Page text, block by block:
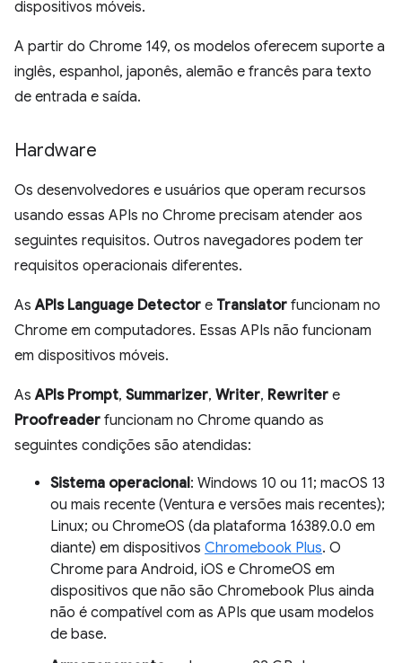
dispositivos móveis.
A partir do Chrome 149, os modelos oferecem suporte a
inglês, espanhol, japonês, alemão e francês para texto
de entrada e saída.
Hardware
Os desenvolvedores e usuários que operam recursos
usando essas APIs no Chrome precisam atender aos
seguintes requisitos. Outros navegadores podem ter
requisitos operacionais diferentes.
AsAPIs Language Detector e Translator funcionam no
Chrome em computadores. Essas APIs não funcionam
em dispositivos móveis.
AsAPIs Prompt, Summarizer, Writer, Rewriter e
Proofreader funcionam no Chrome quando as
seguintes condições são atendidas:
Sistema operacional: Windows 10 ou 11; macOS 13
ou mais recente (Ventura e versões mais recentes);
Linux; ou ChromeOS (da plataforma 16389.0.0 em
diante) em dispositivos Chromebook Plus. O
Chrome para Android, iOS e ChromeOS em
dispositivos que não são Chromebook Plus ainda
não é compatível com as APIs que usam modelos
de base.